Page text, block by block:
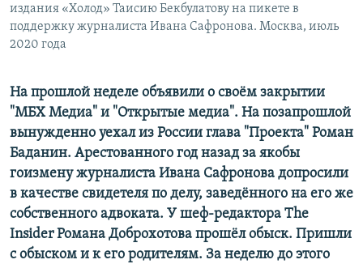
издания «Холод» Таисию Бекбулатову на пикете в
поддержку журналиста Ивана Сафронова. Москва, июль
2020 года
На прошлой неделе объявили о своём закрытии
"МБХ Медиа" и "Открытые медиа". На позапрошлой
вынужденно уехал из России глава "Проекта" Роман
Баданин. Арестованного год назад за якобы
гоизмену журналиста Ивана Сафронова допросили
в качестве свидетеля по делу, заведённого на его же
собственного адвоката. У шеф-редактора The
Insider Романа Доброхотова прошёл обыск. Пришли
с обыском и к его родителям. За неделю до этого